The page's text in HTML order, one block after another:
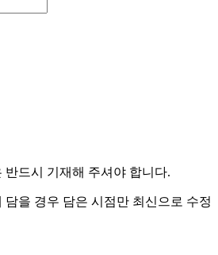
반드시 기재해 주셔야 합니다.
담을 경우 담은 시점만 최신으로 수정